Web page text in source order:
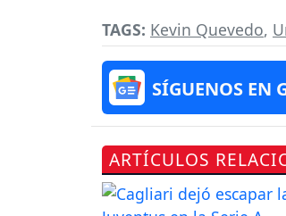
TAGS: Kevin Quevedo,
SÍGUENOS EN
ARTÍCULOS